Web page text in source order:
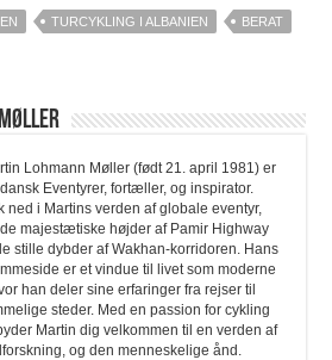
TURCYKLING I ALBANIEN
BERAT
Møller
Lohmann Møller (født 21. april 1981) er
Eventyrer, fortæller, og inspirator.
ned i Martins verden af globale eventyr,
majestætiske højder af Pamir Highway
stille dybder af Wakhan-korridoren. Hans
er et vindue til livet som moderne
han deler sine erfaringer fra rejser til
steder. Med en passion for cykling
Martin dig velkommen til en verden af
og den menneskelige ånd.